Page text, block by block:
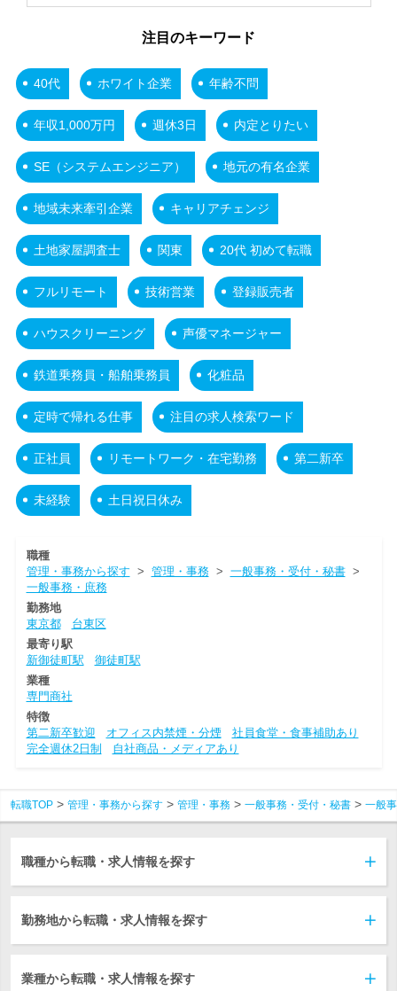
注目のキーワード
40代 ホワイト企業 年齢不問
年収1,000万円 週休3日 内定とりたい
SE（システムエンジニア） 地元の有名企業
地域未来牽引企業 キャリアチェンジ
土地家屋調査士 関東 20代 初めて転職
フルリモート 技術営業 登録販売者
ハウスクリーニング 声優マネージャー
鉄道乗務員・船舶乗務員 化粧品
定時で帰れる仕事 注目の求人検索ワード
正社員 リモートワーク・在宅勤務 第二新卒
未経験 土日祝日休み
職種
管理・事務から探す > 管理・事務> 一般事務・受付・秘書>
一般事務・庶務
勤務地
東京都
台東区
最寄り駅
新御徒町駅
御徒町駅
業種
専門商社
特徴
第二新卒歓迎
オフィス内禁煙・分煙
社員食堂・食事補助あり
完全週休2日制
自社商品・メディアあり
転職TOP 管理・事務から探す 管理・事務 一般事務・受付・秘書 一般
職種から転職・求人情報を探す
勤務地から転職・求人情報を探す
業種から転職・求人情報を探す